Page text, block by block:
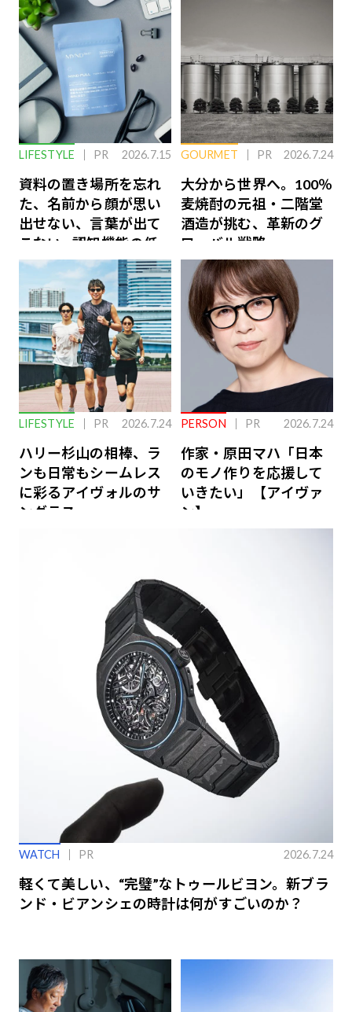
LIFESTYLE PR 2026.7.15
資料の置き場所を忘れ
た、名前から顔が思い
出せない、言葉が出て
こない…認知機能の低
下を救う、脳のインナ
ーケアとは
GOURMET PR 2026.7.24
大分から世界へ。100％
麦焼酎の元祖・二階堂
酒造が挑む、革新のグ
ローバル戦略
LIFESTYLE PR 2026.7.24
ハリー杉山の相棒、ラ
ンも日常もシームレス
に彩るアイヴォルのサ
ングラス
PERSON PR 2026.7.24
作家・原田マハ「日本
のモノ作りを応援して
いきたい」【アイヴァ
ン】
WATCH PR 2026.7.24
軽くて美しい、“完璧”なトゥールビヨン。新ブラ
ンド・ビアンシェの時計は何がすごいのか？